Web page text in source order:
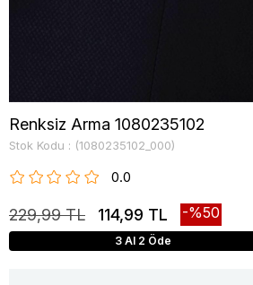
Renksiz Arma 1080235102
Stok Kodu (1080235102_000)
0.0
229,99 TL 114,99 TL 50
3 Al 2 Öde